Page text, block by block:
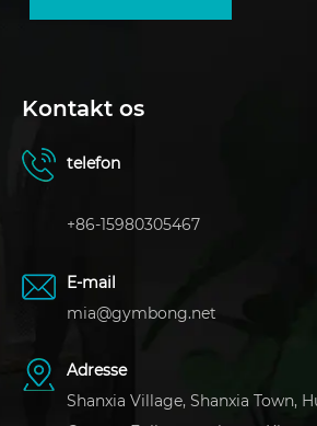
Kontakt os
telefon
+86-15980305467
E-mail
mia@gymbong.net
Adresse
Shanxia Village, Shanxia Town,